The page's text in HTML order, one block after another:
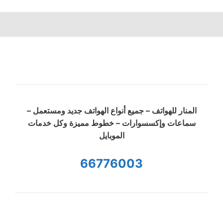
المنار للهواتف – جميع أنواع الهواتف جديد ومستعمل –
سماعات وإكسسوارات – خطوط مميزة وكل خدمات
الموبايل
66776003